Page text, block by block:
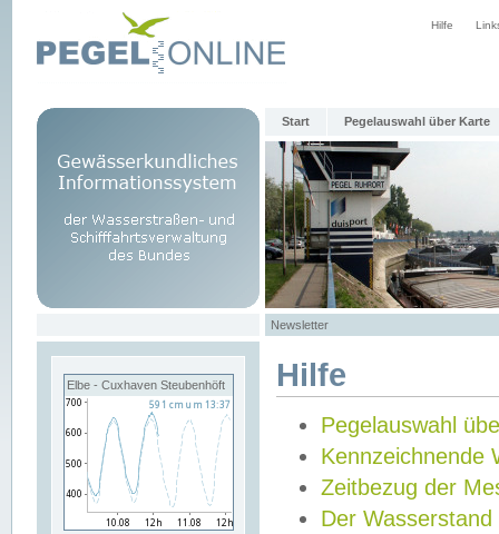
Hilfe
Start Pegelauswahl über Karte
Newsletter
Elbe - Cuxhaven Steubenhöft Hilfe
Pegelauswahl
Kennzeichnende
Zeitbezug der
Der Wasserstand